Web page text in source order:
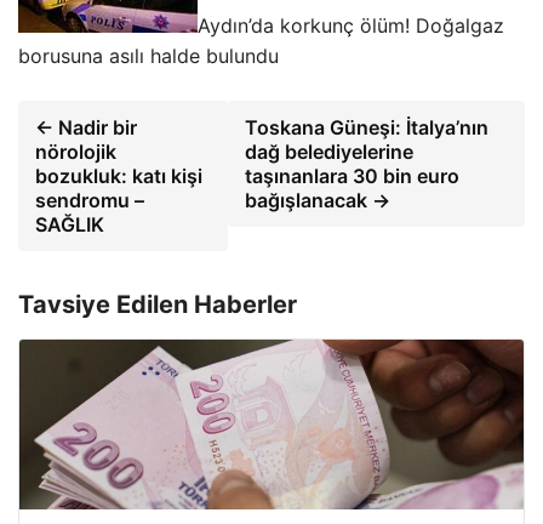
Aydın’da korkunç ölüm! Doğalgaz
borusuna asılı halde bulundu
← Nadir bir
nörolojik
bozukluk: katı kişi
sendromu –
SAĞLIK
Toskana Güneşi: İtalya’nın
dağ belediyelerine
taşınanlara 30 bin euro
bağışlanacak →
Tavsiye Edilen Haberler